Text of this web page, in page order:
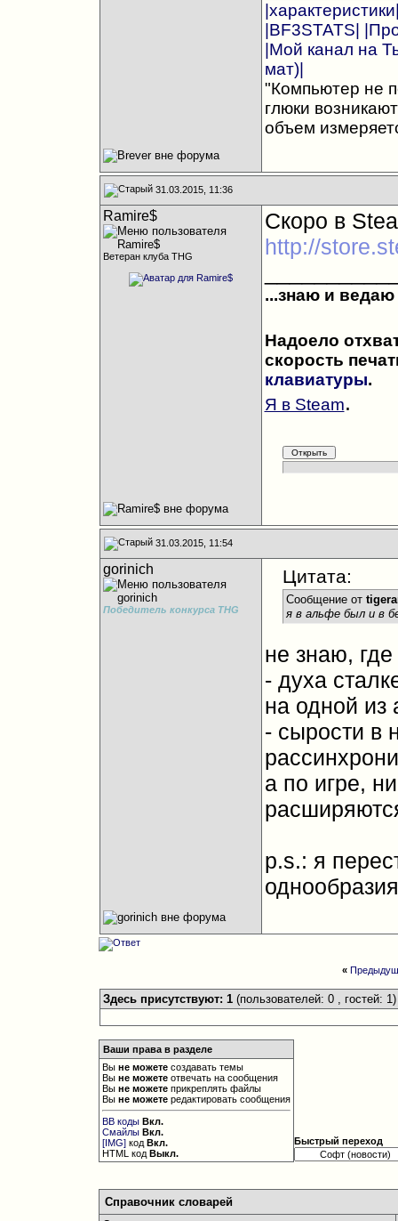
|BF3STATS|
|Мой канал на
мат)|
"Компьютер не
глюки
объем
31.03.2015, 11:36
Ramire$
Ветеран клуба THG
Скоро в
http://
...знаю и ведаю
Надоело
скорость
клавиатуры.
Я в Steam.
31.03.2015, 11:54
gorinich
Победитель конкурса THG
Цитата:
Сообщение от
я в альфе был и в
не знаю,
- духа
на одной из
- сырости в
а по игре,
p.s.: я
«
Здесь присутствуют: 1 (пользователей: 0 , гостей: 1)
Ваши права в разделе
Выне можете создавать темы
Выне можете отвечать на сообщения
Выне можете прикреплять файлы
Выне можете редактировать сообщения
BB коды Вкл.
Смайлы Вкл.
[IMG] кодВкл.
HTML кодВыкл.
Быстрый переход
Справочник словарей